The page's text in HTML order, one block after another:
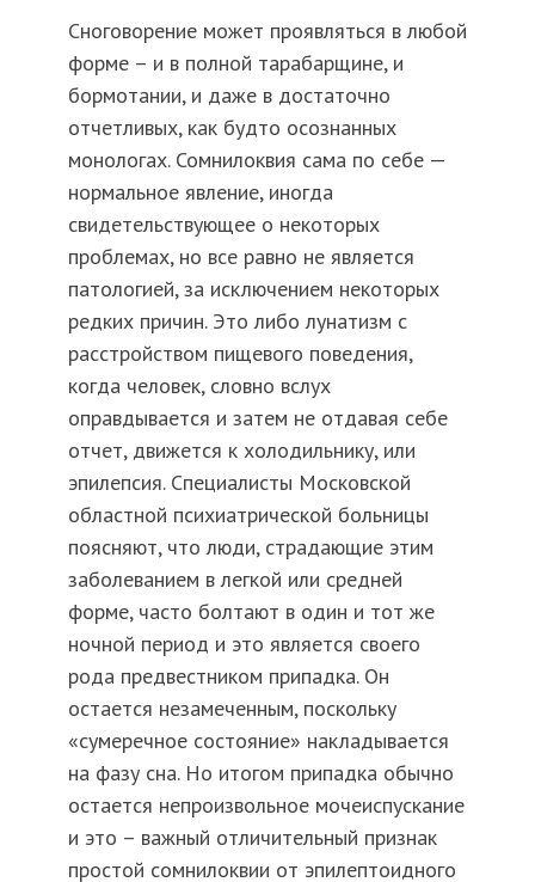
Сноговорение может проявляться в любой
форме – и в полной тарабарщине, и
бормотании, и даже в достаточно
отчетливых, как будто осознанных
монологах. Сомнилоквия сама по себе —
нормальное явление, иногда
свидетельствующее о некоторых
проблемах, но все равно не является
патологией, за исключением некоторых
редких причин. Это либо лунатизм с
расстройством пищевого поведения,
когда человек, словно вслух
оправдывается и затем не отдавая себе
отчет, движется к холодильнику, или
эпилепсия. Специалисты Московской
областной психиатрической больницы
поясняют, что люди, страдающие этим
заболеванием в легкой или средней
форме, часто болтают в один и тот же
ночной период и это является своего
рода предвестником припадка. Он
остается незамеченным, поскольку
«сумеречное состояние» накладывается
на фазу сна. Но итогом припадка обычно
остается непроизвольное мочеиспускание
и это – важный отличительный признак
простой сомнилоквии от эпилептоидного